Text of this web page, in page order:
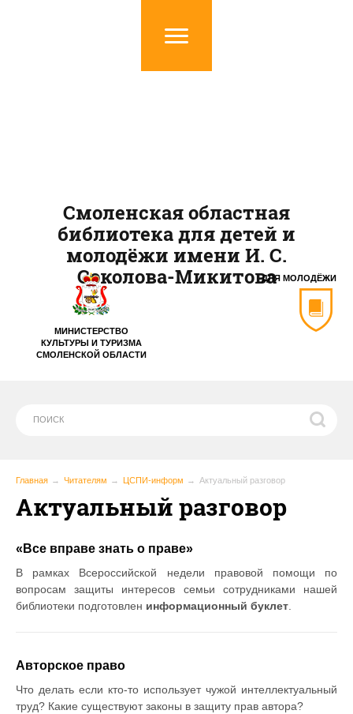
МИНИСТЕРСТВО
КУЛЬТУРЫ И ТУРИЗМА
СМОЛЕНСКОЙ ОБЛАСТИ
ДЛЯ МОЛОДЁЖИ
Смоленская областная
библиотека для детей и
молодёжи имени И. С.
Соколова-Микитова
Главная Читателям ЦСПИ-информ Актуальный разговор
Актуальный разговор
«Все вправе знать о праве»
В рамках Всероссийской недели правовой помощи по
вопросам защиты интересов семьи сотрудниками нашей
библиотеки подготовлен информационный буклет
Авторское право
Что делать если кто-то использует чужой интеллектуальный
труд? Какие существуют законы в защиту прав автора?